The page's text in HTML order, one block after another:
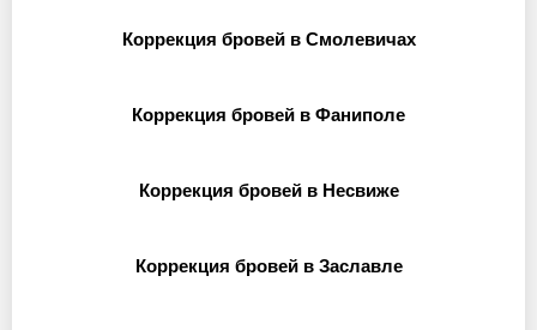
Коррекция бровей в Смолевичах
Коррекция бровей в Фаниполе
Коррекция бровей в Несвиже
Коррекция бровей в Заславле